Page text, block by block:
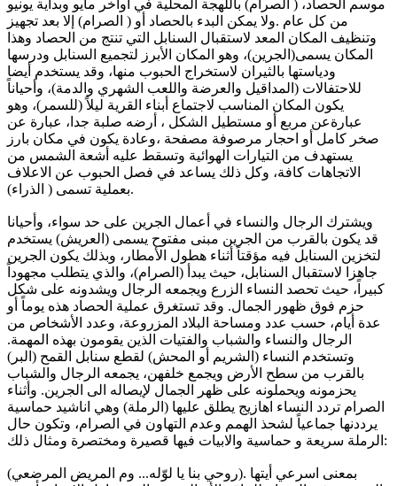
موسم الحصاد، ( الصرام) باللهجة المحلية في أواخر مايو وبداية يونيو
من كل عام .ولا يمكن البدء بالحصاد أو ( الصرام) إلا بعد تجهيز
وتنظيف المكان المعد لاستقبال السنابل التي تنتج من الحصاد وهذا
المكان يسمى(الجرين)، وهو المكان الأبرز لتجميع السنابل ودرسها
ودياستها بالثيران لاستخراج الحبوب منها، وقد يستخدم أيضا
للاحتفالات (المداقيل والعرضة واللعب الشهري والدمة)، وأحياناً
يكون المكان المناسب لاجتماع أبناء القرية ليلاً (للسمر)، وهو
عبارةعن مربع أو مستطيل الشكل ، أرضه صلبة جدا، عبارة عن
صخر كامل أو احجار مرصوفة مصفحة ،وعادة يكون في مكان بارز
يستهدف من التيارات الهوائية وتسقط عليه أشعة الشمس من
الاتجاهات كافة، وكل ذلك يساعد في فصل الحبوب عن الاعلاف
بعملية تسمى ( الذراء).
ويشترك الرجال والنساء في أعمال الجرين على حد سواء، وأحيانا
قد يكون بالقرب من الجرين مبنى مفتوح يسمى (العريش) يستخدم
لتخزين السنابل فيه مؤقتاً أثناء هطول الأمطار، وبذلك يكون الجرين
جاهزا لاستقبال السنابل، حيث يبدأ (الصرام)، والذي يتطلب مجهوداً
كبيراً، حيث تحصد النساء الزرع ويجمعه الرجال ويشدونه على شكل
حزم فوق ظهور الجمال. وقد تستغرق عملية الحصاد هذه يوماً أو
عدة أيام، حسب عدد ومساحة البلاد المزروعة، وعدد الأشخاص من
الرجال والنساء والشباب والفتيات الذين يقومون بهذه المهمة.
وتستخدم النساء (الشريم أو المحش) لقطع سنابل القمح (البر)
بالقرب من سطح الأرض ويجمع خلفهن، يجمعه الرجال والشباب
يحزمونه ويحملونه على ظهر الجمال لإيصاله الى الجرين. وأثناء
الصرام تردد النساء اهازيج يطلق عليها (الرملة) وهي اناشيد حماسية
يرددنها جماعياً لشحذ الهمم وعدم التهاون في الصرام، وتكون حال
الرملة سريعة و حماسية والابيات فيها قصيرة ومختصرة ومثال ذلك:
(روحي بنا يا لوّله... وم المريض المرضعي). بمعنى اسرعي أيتها